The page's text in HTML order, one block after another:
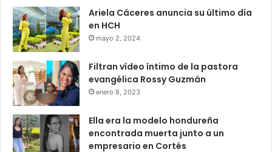
Ariela Cáceres anuncia su último día
en HCH
mayo 2, 2024
Filtran vídeo íntimo de la pastora
evangélica Rossy Guzmán
enero 8, 2023
Ella era la modelo hondureña
encontrada muerta junto a un
empresario en Cortés